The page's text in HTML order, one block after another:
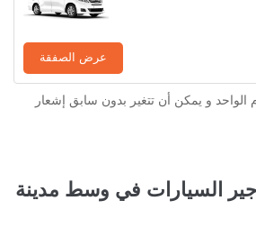
عرض الصفقة
الواحد و يمكن أن تتغير بدون سابق إشعار
السيارات في وسط مدينة